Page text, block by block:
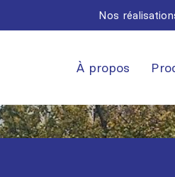
Nos
À propos